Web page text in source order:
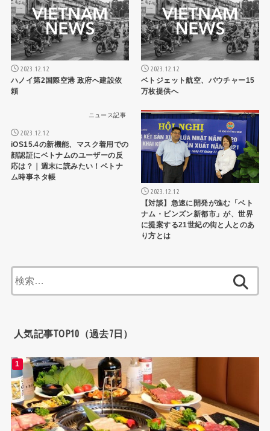
2023.12.12
ハノイ第2国際空港 政府へ建設依
頼
2023.12.12
ベトジェット航空、バウチャー15
万枚提供へ
ニュース記事
2023.12.12
iOS15.4の新機能、マスク着用での
顔認証にベトナムのユーザーの反
応は？｜週末に読みたい！ベトナ
ム時事ネタ帳
ニュース記事
2023.12.12
【対談】急速に開発が進む「ベト
ナム・ビンズン新都市」が、世界
に提案する21世紀の街と人とのあ
り方とは
索:
人気記事TOP10（過去7日）